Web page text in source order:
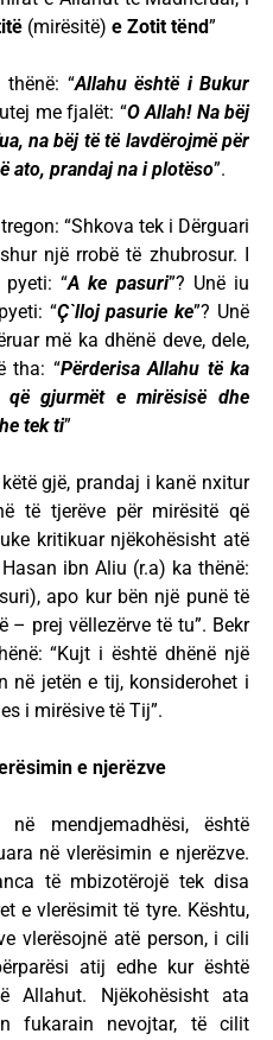
(mirësitë) e Zotit tënd”
thënë: “Allahu është i Bukur
me fjalët: “O Allah! Na bëj
na bëj të të lavdërojmë për
ato, prandaj na i plotëso”.
“Shkova tek i Dërguari
një rrobë të zhubrosur. I
“A ke pasuri”? Unë iu
“Ç`lloj pasurie ke”? Unë
më ka dhënë deve, dele,
tha: “Përderisa Allahu të ka
gjurmët e mirësisë dhe
tek ti”
gjë, prandaj i kanë nxitur
të tjerëve për mirësitë që
kritikuar njëkohësisht atë
ibn Aliu (r.a) ka thënë:
apo kur bën një punë të
– prej vëllezërve të tu”. Bekr
“Kujt i është dhënë një
në jetën e tij, konsiderohet i
i mirësive të Tij”.
e njerëzve
mendjemadhësi, është
në vlerësimin e njerëzve.
të mbizotërojë tek disa
e vlerësimit të tyre. Kështu,
vlerësojnë atë person, i cili
atij edhe kur është
Allahut. Njëkohësisht ata
fukarain nevojtar, të cilit